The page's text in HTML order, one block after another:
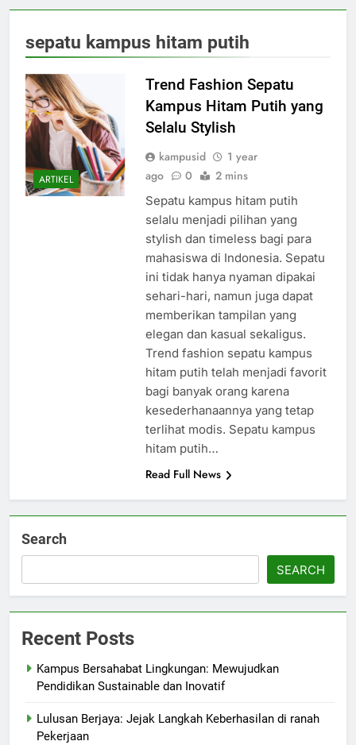
sepatu kampus hitam putih
ARTIKEL
Trend Fashion Sepatu
Kampus Hitam Putih yang
Selalu Stylish
kampusid
1 year
ago
0 2 mins
Sepatu kampus hitam putih
selalu menjadi pilihan yang
stylish dan timeless bagi para
mahasiswa di Indonesia. Sepatu
ini tidak hanya nyaman dipakai
sehari-hari, namun juga dapat
memberikan tampilan yang
elegan dan kasual sekaligus.
Trend fashion sepatu kampus
hitam putih telah menjadi favorit
bagi banyak orang karena
kesederhanaannya yang tetap
terlihat modis. Sepatu kampus
hitam putih…
Read Full News
Search
SEARCH
Recent Posts
Kampus Bersahabat Lingkungan: Mewujudkan
Pendidikan Sustainable dan Inovatif
Lulusan Berjaya: Jejak Langkah Keberhasilan di ranah
Pekerjaan